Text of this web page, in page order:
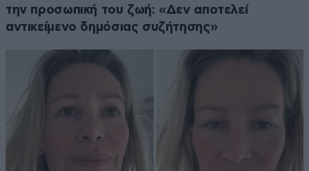
την προσωπική του ζωή: «Δεν αποτελεί
αντικείμενο δημόσιας συζήτησης»